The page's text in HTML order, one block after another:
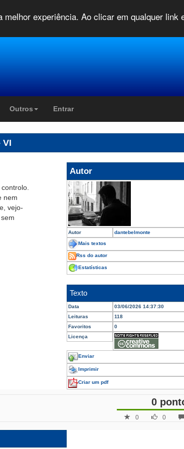
experiência. Ao clicar em qualquer link
Outros Entrar
VI
nem
vejo-
Autor
Autor dantebelmonte
Mais textos
Rss do autor
Estatísticas
Texto
Data
03/06/2026 14:37:30
Leituras
118
Favoritos
0
Licença
Enviar
Imprimir
Criar um pdf
0
0
0